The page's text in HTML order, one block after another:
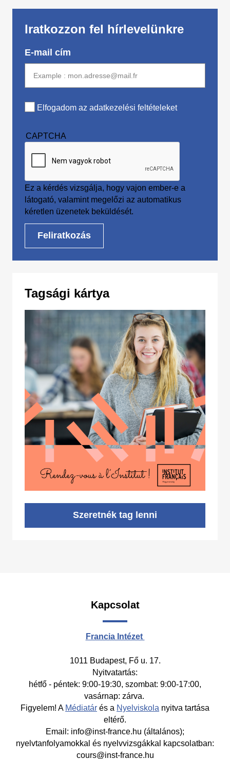
Iratkozzon fel hírlevelünkre
E-mail cím
Elfogadom az adatkezelési feltételeket
CAPTCHA
Ez a kérdés vizsgálja, hogy vajon ember-e a
látogató, valamint megelőzi az automatikus
kéretlen üzenetek beküldését.
Tagsági kártya
Szeretnék tag lenni
Kapcsolat
Francia Intézet
1011 Budapest, Fő u. 17.
Nyitvatartás:
hétfő - péntek: 9:00-19:30, szombat: 9:00-17:00,
vasárnap: zárva.
Figyelem! A Médiatár és a Nyelviskola nyitva tartása
eltérő.
Email: info@inst-france.hu (általános);
nyelvtanfolyamokkal és nyelvvizsgákkal kapcsolatban:
cours@inst-france.hu